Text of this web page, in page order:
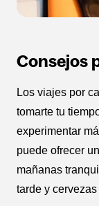
Consejos
Los viajes por
tomarte tu
experimentar
puede ofrecer
mañanas
tarde y